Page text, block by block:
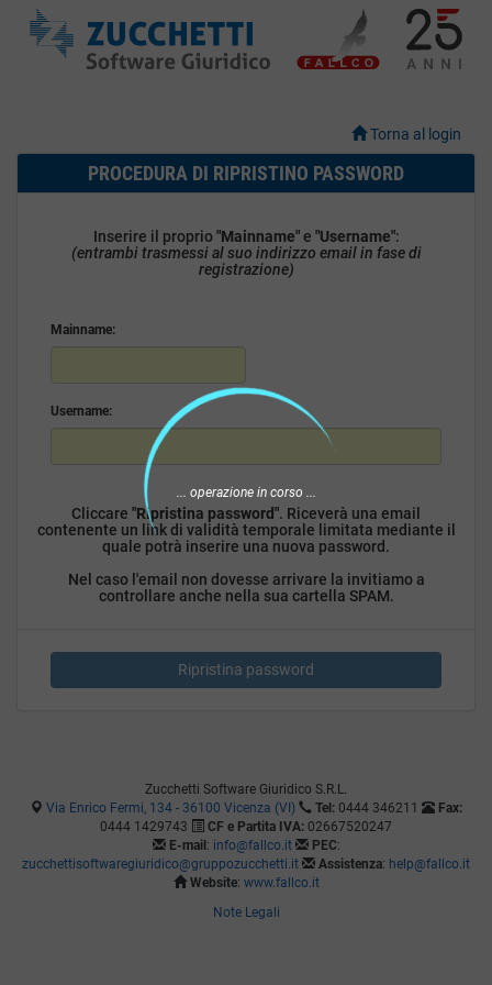
Torna al login
PROCEDURA DI RIPRISTINO PASSWORD
Inserire il proprio"Mainname"e "Username":
(entrambi trasmessi al suo indirizzo email in fase di
registrazione)
Mainname:
Username:
Cliccare "Ripristina password". Riceverà una email
contenente un link di validità temporale limitata mediante il
quale potrà inserire una nuova password.
Nel caso l'email non dovesse arrivare la invitiamo a
controllare anche nella sua cartella SPAM.
Zucchetti Software Giuridico S.R.L.
Via Enrico Fermi, 134 - 36100 Vicenza (VI)
Tel: 0444 346211
Fax:
0444 1429743
CF e Partita IVA: 02667520247
E-mail : info@fallco.it PEC:
zucchettisoftwaregiuridico@gruppozucchetti.it
Assistenza: help@fallco.it
Website: www.fallco.it
Note Legali